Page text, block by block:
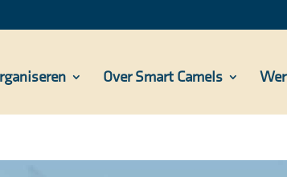
Over Smart Camels